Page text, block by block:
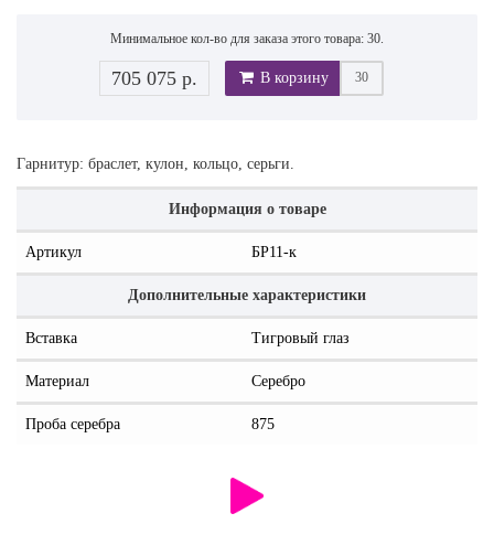
Минимальное кол-во для заказа этого товара: 30.
705 075 р. В корзину
Гарнитур: браслет, кулон, кольцо, серьги.
Информация о товаре
Артикул БР11-к
Дополнительные характеристики
Вставка Тигровый глаз
Материал Серебро
Проба серебра 875